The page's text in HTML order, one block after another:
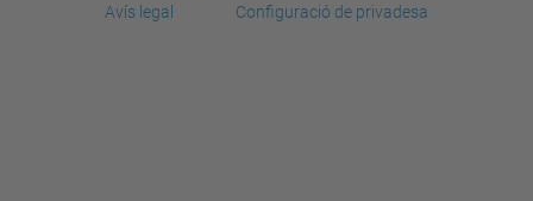
Avís legal
Configuració de privadesa